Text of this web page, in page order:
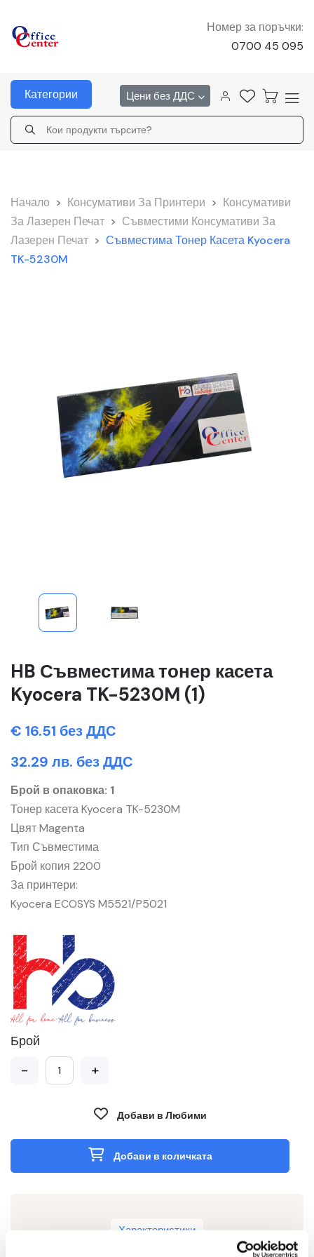
Номер за поръчки:
0700 45 095
Категории Цени без ДДС
Начало > Консумативи За Принтери > Консумативи
За Лазерен Печат > Съвместими Консумативи За
Лазерен Печат > Съвместима Тонер Касета Kyocera
TK-5230M
HB Съвместима тонер касета
Kyocera TK-5230M (1)
€ 16.51 без ДДС
32.29 лв. без ДДС
Брой в опаковка: 1
Тонер касета Kyocera TK-5230M
Цвят Magenta
Тип Съвместима
Брой копия 2200
За принтери:
Kyocera ECOSYS M5521/P5021
Брой
- +
Добави в Любими
Добави в количката
Характеристики